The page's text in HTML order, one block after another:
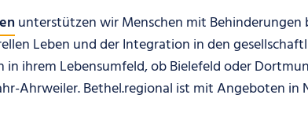
unterstützen wir Menschen mit Behinderungen
Leben und der Integration in den
ihrem Lebensumfeld, ob Bielefeld oder
Ahrweiler. Bethel.regional ist mit Angeboten